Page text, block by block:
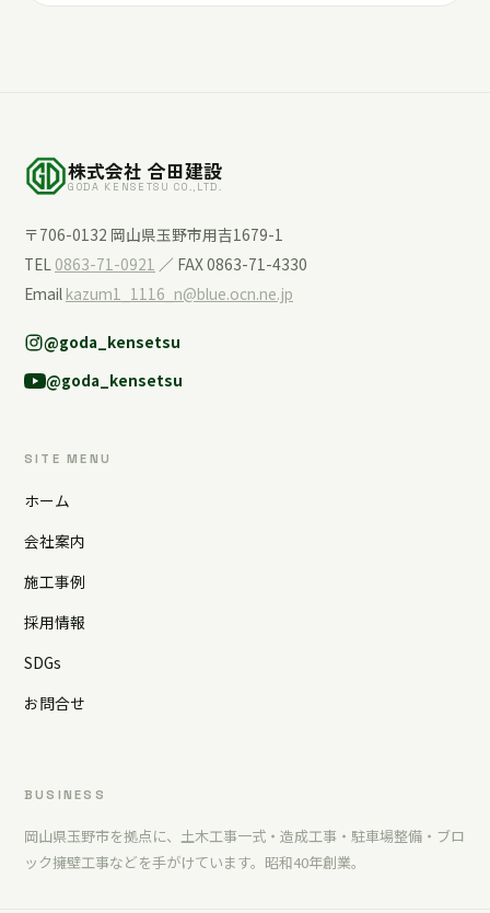
株式会社 合田建設
GODA KENSETSU CO.,LTD.
〒706-0132 岡山県玉野市用吉1679-1
TEL 0863-71-0921 ／ FAX 0863-71-4330
Email kazum1_1116_n@blue.ocn.ne.jp
@goda_kensetsu
@goda_kensetsu
SITE MENU
ホーム
会社案内
施工事例
採用情報
SDGs
お問合せ
BUSINESS
岡山県玉野市を拠点に、土木工事一式・造成工事・駐車場整備・ブロ
ック擁壁工事などを手がけています。昭和40年創業。